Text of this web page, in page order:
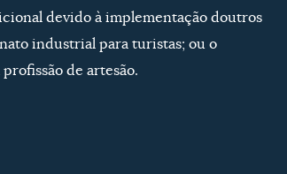
devido à implementação doutros
industrial para turistas; ou o
de artesão.